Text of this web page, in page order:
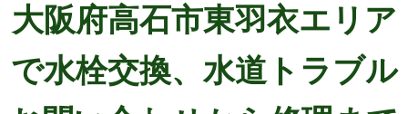
大阪府高石市東羽衣エリア
で水栓交換、水道トラブル